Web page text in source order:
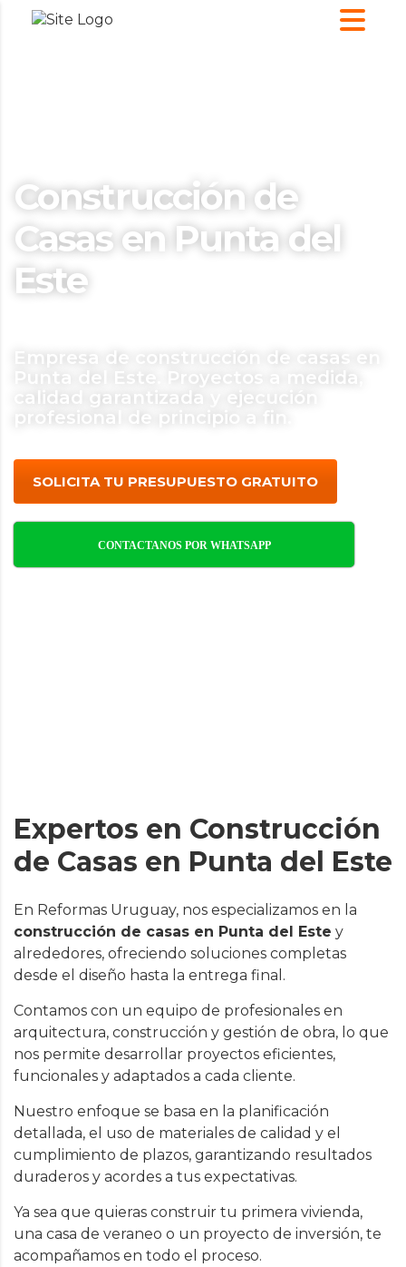
Construcción de
Casas en Punta del
Este
Empresa de construcción de casas en
Punta del Este. Proyectos a medida,
calidad garantizada y ejecución
profesional de principio a fin.
SOLICITA TU PRESUPUESTO GRATUITO
CONTACTANOS POR WHATSAPP
Expertos en Construcción
de Casas en Punta del Este
En Reformas Uruguay, nos especializamos en la
construcción de casas en Punta del Este y
alrededores, ofreciendo soluciones completas
desde el diseño hasta la entrega final.
Contamos con un equipo de profesionales en
arquitectura, construcción y gestión de obra, lo que
nos permite desarrollar proyectos eficientes,
funcionales y adaptados a cada cliente.
Nuestro enfoque se basa en la planificación
detallada, el uso de materiales de calidad y el
cumplimiento de plazos, garantizando resultados
duraderos y acordes a tus expectativas.
Ya sea que quieras construir tu primera vivienda,
una casa de veraneo o un proyecto de inversión, te
acompañamos en todo el proceso.